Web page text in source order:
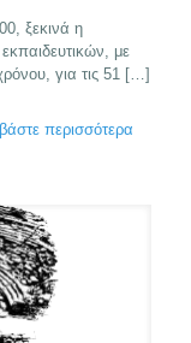
ξεκινά η
με
για τις 51 […]
περισσότερα